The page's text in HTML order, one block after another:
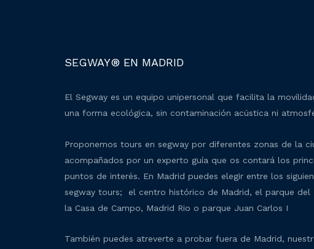
SEGWAY® EN MADRID
El Segway es un equipo unipersonal que facilita la
una forma ecológica, sin contaminación acústica ni
Proponemos tours en segway por diferentes zonas de la
acompañados por un experto guía que os contará los
puntos de interés. En Madrid puedes elegir entre los
segway tours; el centro histórico de Madrid, el parque del
la Casa de Campo, Madrid Rio o parque Juan Carlos I
También puedes atreverte a probar fuera de Madrid,